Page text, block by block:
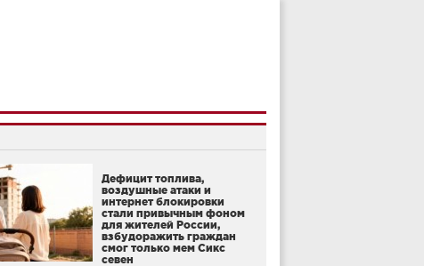
Дефицит топлива,
воздушные атаки и
интернет блокировки
стали привычным фоном
для жителей России,
взбудоражить граждан
смог только мем Сикс
севен